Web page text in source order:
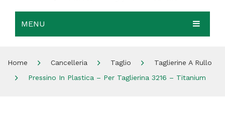
MENU
Home Cancelleria Taglio
Taglierine A Rullo
Pressino In Plastica – Per Taglierina 3216 – Titanium